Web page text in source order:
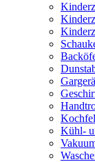
Kühl-